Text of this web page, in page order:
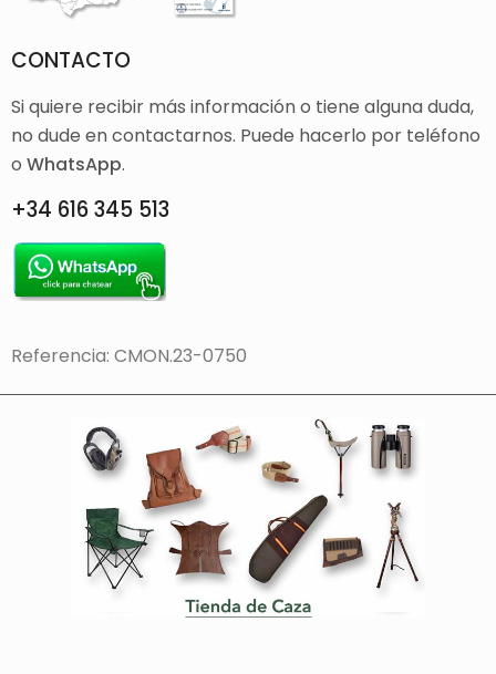
CONTACTO
Si quiere recibir más información o tiene alguna duda,
no dude en contactarnos. Puede hacerlo por teléfono
o WhatsApp.
+34 616 345 513
Referencia: CMON.23-0750